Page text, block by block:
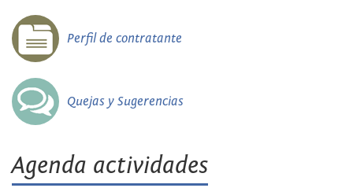
Perfil de contratante
Quejas y Sugerencias
Agenda actividades